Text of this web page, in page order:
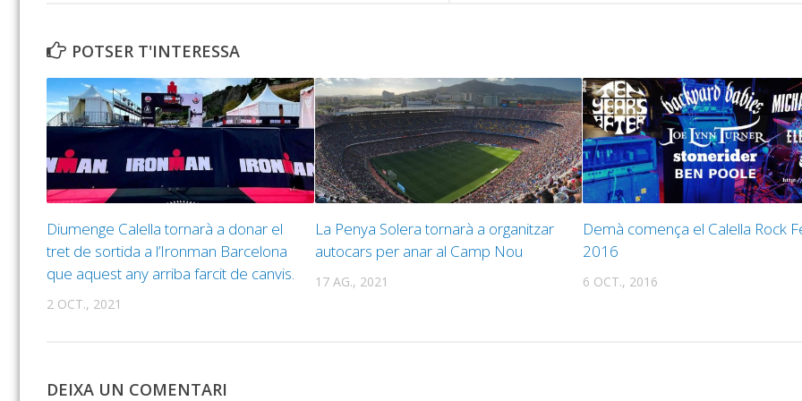
POTSER T'INTERESSA
Diumenge Calella tornarà a donar el
tret de sortida a l’Ironman Barcelona
que aquest any arriba farcit de canvis.
2 OCT., 2021
La Penya Solera tornarà a organitzar
autocars per anar al Camp Nou
17 AG., 2021
Demà comença el Calella Rock
2016
6 OCT., 2016
DEIXA UN COMENTARI